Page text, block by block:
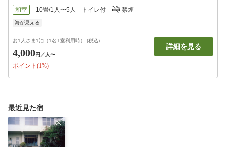
和室 10畳/1人〜5人 トイレ付 禁煙
海が見える
お1人さま1泊（1名1室利用時） (税込)
4,000円 ／人〜
ポイント(1%)
詳細を見る
最近見た宿